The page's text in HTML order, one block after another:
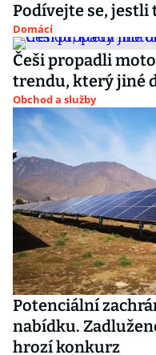
Podívejte se, jestli
Domácí
Češi propadli
trendu, který jiné
Obchod a služby
Potenciální
nabídku.
hrozí konkurz